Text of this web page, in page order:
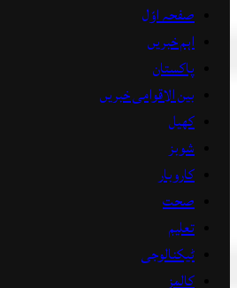
صفحہ اوّل
اہم خبریں
پاکستان
بین الاقوامی خبریں
کھیل
شوبز
کاروبار
صحت
تعلیم
ٹیکنالوجی
کالمز